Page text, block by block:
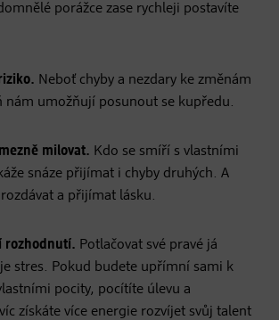
porážce zase rychleji postavíte
Neboť chyby a nezdary ke změnám
nám umožňují posunout se kupředu.
milovat. Kdo se smíří s vlastními
snáze přijímat i chyby druhých. A
a přijímat lásku.
rozhodnutí. Potlačovat své pravé já
stres. Pokud budete upřímní sami k
pocity, pocítíte úlevu a
získáte více energie rozvíjet svůj talent